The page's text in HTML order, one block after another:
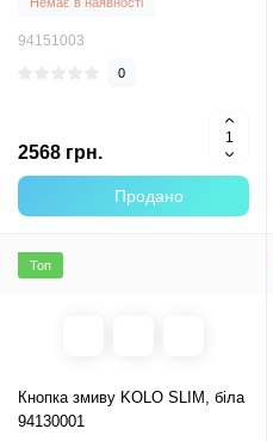
94151003
0
2568 грн.
Продано
Топ
Кнопка змиву KOLO SLIM, біла
94130001